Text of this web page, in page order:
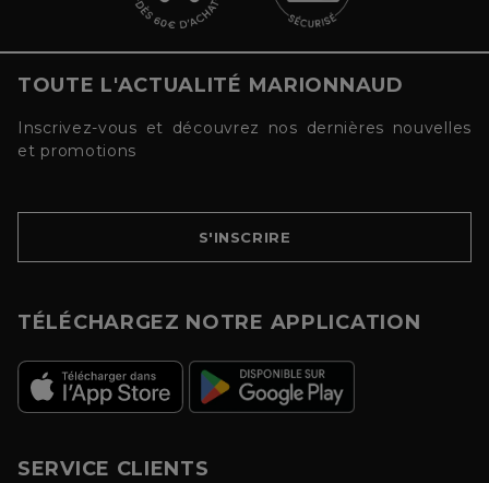
TOUTE L'ACTUALITÉ MARIONNAUD
Inscrivez-vous et découvrez nos dernières nouvelles
et promotions
S'INSCRIRE
TÉLÉCHARGEZ NOTRE APPLICATION
SERVICE CLIENTS